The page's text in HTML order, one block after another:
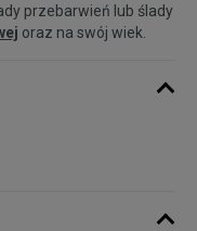
przebarwień lub ślady
oraz na swój wiek.